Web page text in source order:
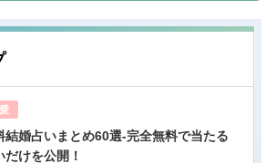
結婚占いまとめ60選-完全無料で当たる
だけを公開！